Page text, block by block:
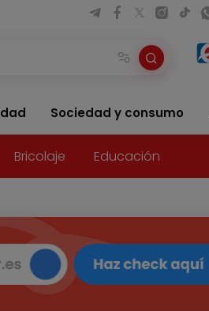
Sociedad y consumo
Bricolaje Educación